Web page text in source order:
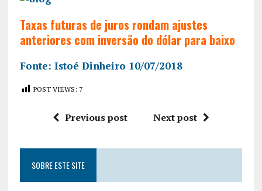
Taxas futuras de juros rondam ajustes
anteriores com inversão do dólar para baixo
Fonte: Istoé Dinheiro 10/07/2018
POST VIEWS: 7
Previous post Next post
SOBRE ESTE SITE